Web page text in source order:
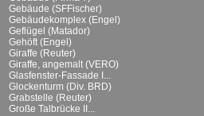
Gebäude (SFFischer)
Gebäudekomplex (Engel)
Geflügel (Matador)
Gehöft (Engel)
Giraffe (Reuter)
Giraffe, angemalt (VERO)
Glasfenster-Fassade I...
Glockenturm (Div. BRD)
Grabstelle (Reuter)
Große Talbrücke II...